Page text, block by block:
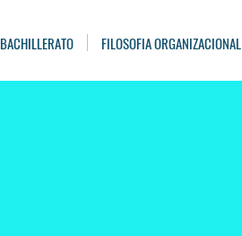
BACHILLERATO FILOSOFIA ORGANIZACIONAL